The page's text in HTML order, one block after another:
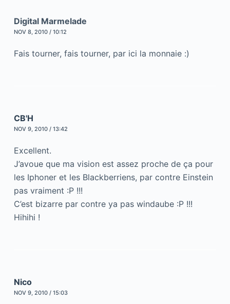
Digital Marmelade
NOV 8, 2010 / 10:12
Fais tourner, fais tourner, par ici la monnaie :)
CB'H
NOV 9, 2010 / 13:42
Excellent.
J’avoue que ma vision est assez proche de ça pour
les Iphoner et les Blackberriens, par contre Einstein
pas vraiment :P !!!
C’est bizarre par contre ya pas windaube :P !!!
Hihihi !
Nico
NOV 9, 2010 / 15:03